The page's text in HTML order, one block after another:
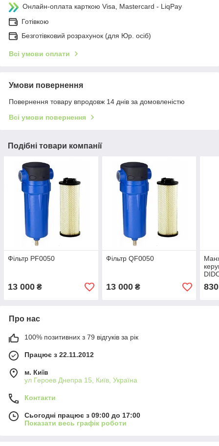
Онлайн-оплата карткою Visa, Mastercard - LiqPay
Готівкою
Безготівковий розрахунок (для Юр. осіб)
Всі умови оплати
Умови повернення
Повернення товару впродовж 14 днів за домовленістю
Всі умови повернення
Подібні товари компанії
Фільтр PF0050
13 000 ₴
Фільтр QF0050
13 000₴ 830
Про нас
100% позитивних з 79 відгуків за рік
Працює з 22.11.2012
м. Київ
ул Героев Днепра 15, Київ, Україна
Контакти
Сьогодні працює з 09:00 до 17:00
Показати весь графік роботи